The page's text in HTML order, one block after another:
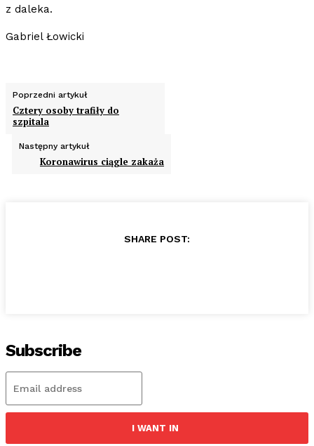
z daleka.
Gabriel Łowicki
Poprzedni artykuł
Cztery osoby trafiły do
szpitala
Następny artykuł
Koronawirus ciągle zakaża
SHARE POST:
Subscribe
I WANT IN